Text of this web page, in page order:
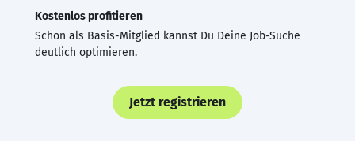
Kostenlos profitieren
Schon als Basis-Mitglied kannst Du Deine Job-Suche
deutlich optimieren.
Jetzt registrieren